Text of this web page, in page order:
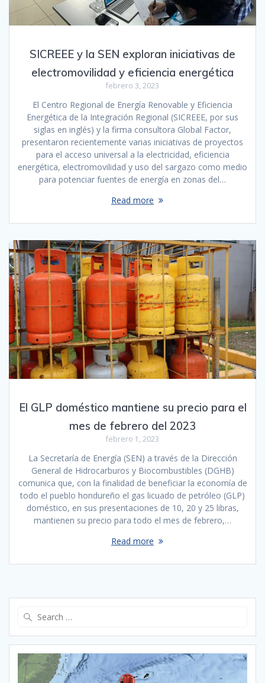
SICREEE y la SEN exploran iniciativas de
electromovilidad y eficiencia energética
febrero 3, 2023
El Centro Regional de Energía Renovable y Eficiencia
Energética de la Integración Regional (SICREEE, por sus
siglas en inglés) y la firma consultora Global Factor,
presentaron recientemente varias iniciativas de proyectos
para el acceso universal a la electricidad, eficiencia
energética, electromovilidad y uso del sargazo como medio
para potenciar fuentes de energía en zonas del…
Read more
El GLP doméstico mantiene su precio para el
mes de febrero del 2023
febrero 1, 2023
La Secretaría de Energía (SEN) a través de la Dirección
General de Hidrocarburos y Biocombustibles (DGHB)
comunica que, con la finalidad de beneficiar la economía de
todo el pueblo hondureño el gas licuado de petróleo (GLP)
doméstico, en sus presentaciones de 10, 20 y 25 libras,
mantienen su precio para todo el mes de febrero,…
Read more